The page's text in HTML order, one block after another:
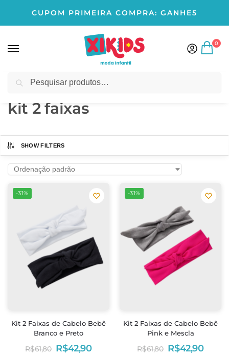
CUPOM PRIMEIRA COMPRA: GANHE5
0
Início Produtos marcados com a tag “kit 2 faixas”
kit 2 faixas
SHOW FILTERS
-31%
Kit 2 Faixas de Cabelo Bebê
Branco e Preto
R$61,80 R$42,90
-31%
Kit 2 Faixas de Cabelo Bebê
Pink e Mescla
R$61,80 R$42,90